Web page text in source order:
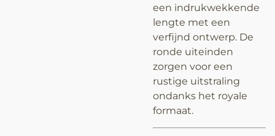
een indrukwekkende
lengte met een
verfijnd ontwerp. De
ronde uiteinden
zorgen voor een
rustige uitstraling
ondanks het royale
formaat.